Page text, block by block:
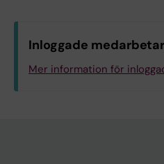
Inloggade
Mer information för